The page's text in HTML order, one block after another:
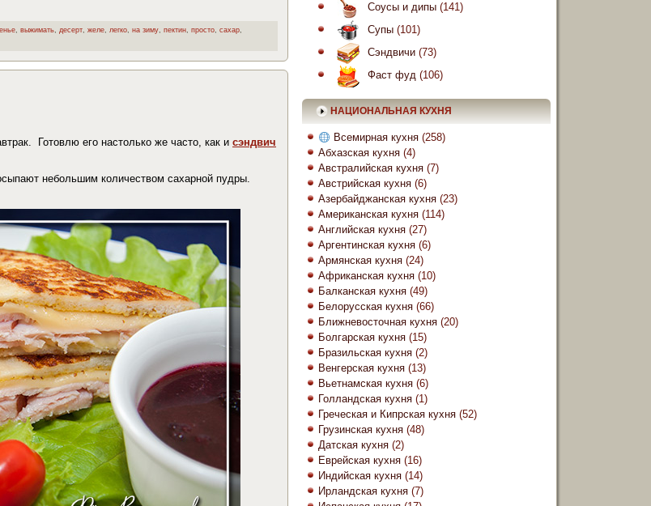
выжимать десерт желе легко на зиму пектин просто сахар
Готовлю его настолько же часто, как и сэндвич
небольшим количеством сахарной пудры.
Соусы и дипы (141)
Супы (101)
Сэндвичи (73)
Фаст фуд (106)
НАЦИОНАЛЬНАЯ КУХНЯ
Всемирная кухня(258)
Абхазская кухня (4)
Австралийская кухня (7)
Австрийская кухня (6)
Азербайджанская кухня (23)
Американская кухня (114)
Английская кухня (27)
Аргентинская кухня (6)
Армянская кухня (24)
Африканская кухня (10)
Балканская кухня (49)
Белорусская кухня (66)
Ближневосточная кухня (20)
Болгарская кухня (15)
Бразильская кухня (2)
Венгерская кухня (13)
Вьетнамская кухня (6)
Голландская кухня (1)
Греческая и Кипрская кухня (52)
Грузинская кухня (48)
Датская кухня (2)
Еврейская кухня (16)
Индийская кухня (14)
Ирландская кухня (7)